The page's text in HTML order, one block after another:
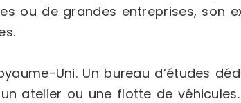
ou de grandes entreprises, son
Uni. Un bureau d’études
atelier ou une flotte de